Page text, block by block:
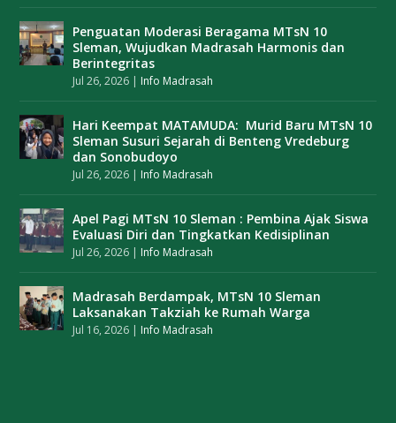
Penguatan Moderasi Beragama MTsN 10
Sleman, Wujudkan Madrasah Harmonis dan
Berintegritas
Jul 26, 2026 | Info Madrasah
Hari Keempat MATAMUDA: Murid Baru MTsN 10
Sleman Susuri Sejarah di Benteng Vredeburg
dan Sonobudoyo
Jul 26, 2026 | Info Madrasah
Apel Pagi MTsN 10 Sleman : Pembina Ajak Siswa
Evaluasi Diri dan Tingkatkan Kedisiplinan
Jul 26, 2026 | Info Madrasah
Madrasah Berdampak, MTsN 10 Sleman
Laksanakan Takziah ke Rumah Warga
Jul 16, 2026 | Info Madrasah